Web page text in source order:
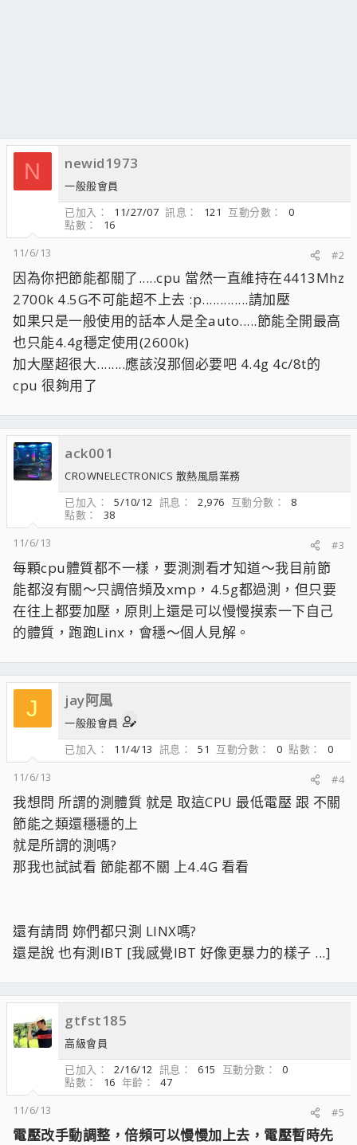
N newid1973
一般般會員
已加入
11/27/07 訊息 121 互動分數
0
點數
16
11/6/13
#2
因為你把節能都關了.....cpu 當然一直維持在4413Mhz
2700k 4.5G不可能超不上去 :p.............請加壓
如果只是一般使用的話本人是全auto.....節能全開最高
也只能4.4g穩定使用(2600k)
加大壓超很大........應該沒那個必要吧 4.4g 4c/8t的
cpu 很夠用了
ack001
CROWNELECTRONICS 散熱風扇業務
已加入
5/10/12 訊息 2,976 互動分數
8
點數
38
11/6/13
#3
每顆cpu體質都不一樣，要測測看才知道～我目前節
能都沒有關～只調倍頻及xmp，4.5g都過測，但只要
在往上都要加壓，原則上還是可以慢慢摸索一下自己
的體質，跑跑Linx，會穩～個人見解。
J jay阿風
一般般會員
已加入
11/4/13 訊息 51 互動分數 0 點數
0
11/6/13
#4
我想問 所謂的測體質 就是 取這CPU 最低電壓 跟 不關
節能之類還穩穩的上
就是所謂的測嗎?
那我也試試看 節能都不關 上4.4G 看看
還有請問 妳們都只測 LINX嗎?
還是說 也有測IBT [我感覺IBT 好像更暴力的樣子 ...]
gtfst185
高級會員
已加入
2/16/12 訊息 615 互動分數
0
點數
16 年齡
47
11/6/13
#5
電壓改手動調整，倍頻可以慢慢加上去，電壓暫時先